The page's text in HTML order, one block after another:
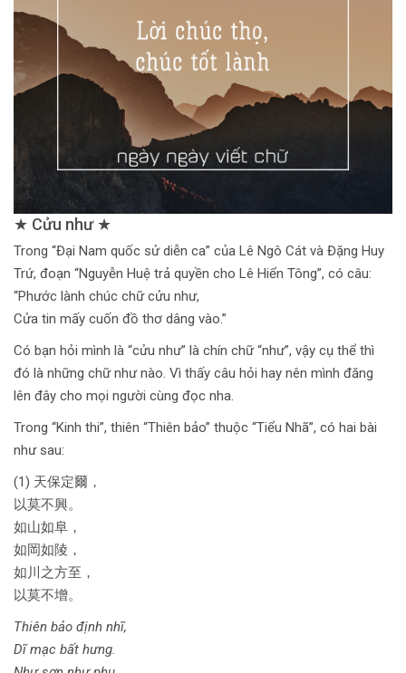
★ Cửu như ★
Trong “Đại Nam quốc sử diễn ca” của Lê Ngô Cát và Đặng Huy
Trứ, đoạn “Nguyễn Huệ trả quyền cho Lê Hiển Tông”, có câu:
“Phước lành chúc chữ cửu như,
Cửa tin mấy cuốn đồ thơ dâng vào.”
Có bạn hỏi mình là “cửu như” là chín chữ “như”, vậy cụ thể thì
đó là những chữ như nào. Vì thấy câu hỏi hay nên mình đăng
lên đây cho mọi người cùng đọc nha.
Trong “Kinh thi”, thiên “Thiên bảo” thuộc “Tiểu Nhã”, có hai bài
như sau:
(1) 天保定爾，
以莫不興。
如山如阜，
如岡如陵，
如川之方至，
以莫不增。
Thiên bảo định nhĩ,
Dĩ mạc bất hưng.